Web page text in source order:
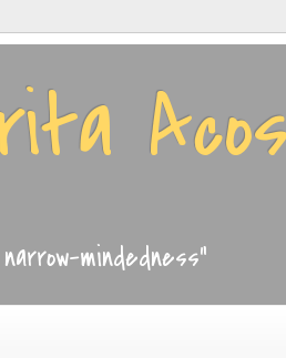
mindedness"